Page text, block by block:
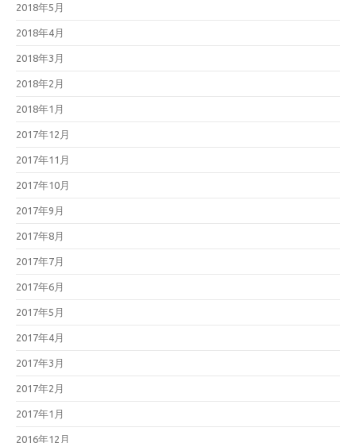
2018年5月
2018年4月
2018年3月
2018年2月
2018年1月
2017年12月
2017年11月
2017年10月
2017年9月
2017年8月
2017年7月
2017年6月
2017年5月
2017年4月
2017年3月
2017年2月
2017年1月
2016年12月